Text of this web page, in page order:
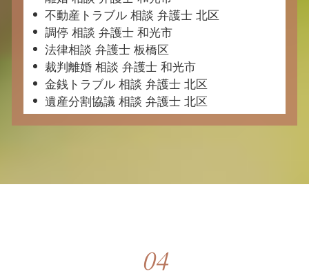
不動産トラブル 相談 弁護士 北区
調停 相談 弁護士 和光市
法律相談 弁護士 板橋区
裁判離婚 相談 弁護士 和光市
金銭トラブル 相談 弁護士 北区
遺産分割協議 相談 弁護士 北区
04